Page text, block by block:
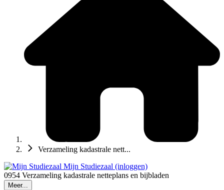
Verzameling kadastrale nett...
Mijn Studiezaal (inloggen)
0954 Verzameling kadastrale netteplans en bijbladen
Meer...